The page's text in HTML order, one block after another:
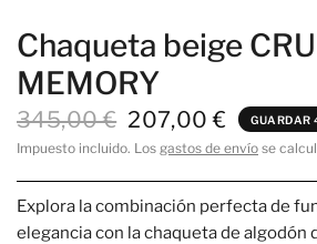
Chaqueta beige
MEMORY
345,00 € 207,00 € GUARDAR
Impuesto incluido. Los gastos de envío se
Explora la combinación perfecta de
elegancia con la chaqueta de algodón